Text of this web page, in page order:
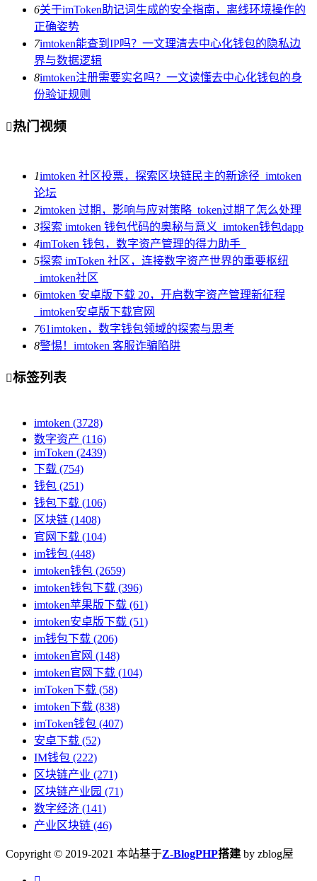
6关于imToken助记词生成的安全指南，离线环境操作的
正确姿势
7imtoken能查到IP吗？一文理清去中心化钱包的隐私边
界与数据逻辑
8imtoken注册需要实名吗？一文读懂去中心化钱包的身
份验证规则
热门视频
1imtoken 社区投票，探索区块链民主的新途径_imtoken
论坛
2imtoken 过期，影响与应对策略_token过期了怎么处理
3探索 imtoken 钱包代码的奥秘与意义_imtoken钱包dapp
4imToken 钱包，数字资产管理的得力助手_
5探索 imToken 社区，连接数字资产世界的重要枢纽
_imtoken社区
6imtoken 安卓版下载 20，开启数字资产管理新征程
_imtoken安卓版下载官网
761imtoken，数字钱包领域的探索与思考
8警惕！imtoken 客服诈骗陷阱
标签列表
imtoken (3728)
数字资产 (116)
imToken (2439)
下载 (754)
钱包 (251)
钱包下载 (106)
区块链 (1408)
官网下载 (104)
im钱包 (448)
imtoken钱包 (2659)
imtoken钱包下载 (396)
imtoken苹果版下载 (61)
imtoken安卓版下载 (51)
im钱包下载 (206)
imtoken官网 (148)
imtoken官网下载 (104)
imToken下载 (58)
imtoken下载 (838)
imToken钱包 (407)
安卓下载 (52)
IM钱包 (222)
区块链产业 (271)
区块链产业园 (71)
数字经济 (141)
产业区块链 (46)
Copyright © 2019-2021 本站基于Z-BlogPHP搭建 by zblog屋